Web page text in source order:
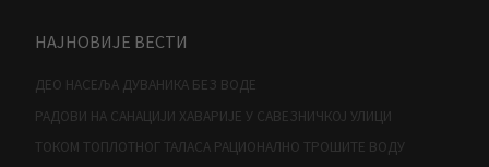
НАЈНОВИЈЕ ВЕСТИ
ДЕО НАСЕЉА ДУВАНИКА БЕЗ ВОДЕ
РАДОВИ НА САНАЦИЈИ ХАВАРИЈЕ У САВЕЗНИЧКОЈ УЛИЦИ
ТОКОМ ТОПЛОТНОГ ТАЛАСА РАЦИОНАЛНО ТРОШИТЕ ВОДУ